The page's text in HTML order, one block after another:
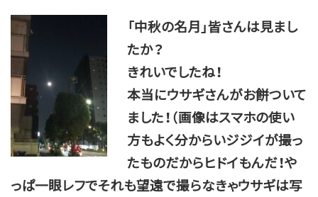
「中秋の名月」皆さんは見まし
たか？
きれいでしたね！
本当にウサギさんがお餅ついて
ました！（画像はスマホの使い
方もよく分からいジジイが撮っ
たものだからヒドイもんだ！や
っぱ一眼レフでそれも望遠で撮らなきゃウサギは写